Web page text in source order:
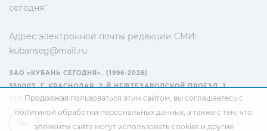
сегодня"
Адрес электронной почты редакции СМИ:
kubanseg@mail.ru
ЗАО «КУБАНЬ СЕГОДНЯ». (1996-2026)
350007, Г. КРАСНОДАР, 2-Й НЕФТЕЗАВОДСКОЙ ПРОЕЗД, 1
ТЕЛ.: +7(861) 267-15-15
Продолжая пользоваться этим сайтом, вы соглашаетесь с
политикой обработки персональных данных, а также с тем, что
элементы сайта могут использовать cookies и другие